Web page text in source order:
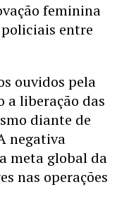
feminina
entre
ouvidos pela
a liberação das
diante de
negativa
meta global da
nas operações